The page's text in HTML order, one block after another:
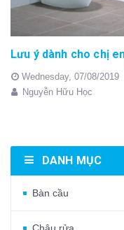
Wednesday, 07/08/2019
Nguyễn Hữu Học
DANH MỤC
Bàn cầu